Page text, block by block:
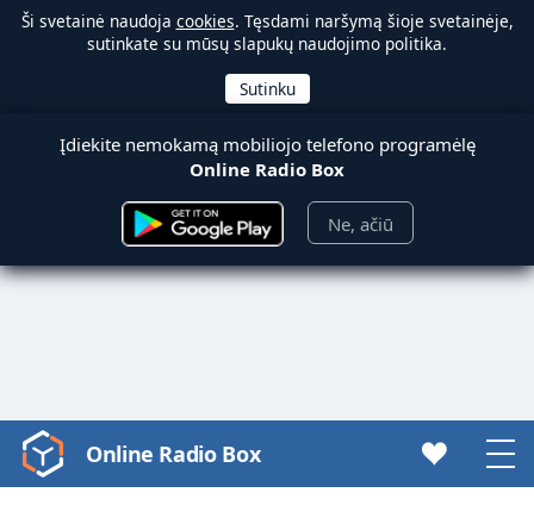
Ši svetainė naudoja cookies. Tęsdami naršymą šioje svetainėje,
sutinkate su mūsų slapukų naudojimo politika.
Įdiekite nemokamą mobiliojo telefono programėlę
Online Radio Box
Ne, ačiū
Video
Player
Online Radio Box